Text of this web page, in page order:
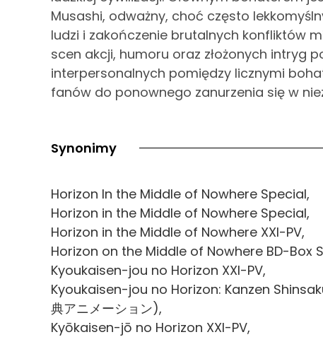
Musashi, odważny, choć często
ludzi i zakończenie brutalnych konfliktów
scen akcji, humoru oraz złożonych intryg
interpersonalnych pomiędzy licznymi
fanów do ponownego zanurzenia się w
Synonimy
Horizon In the Middle of Nowhere Special,
Horizon in the Middle of Nowhere Special,
Horizon in the Middle of Nowhere XXI-PV,
Horizon on the Middle of Nowhere BD-Box
Kyoukaisen-jou no Horizon XXI-PV,
Kyoukaisen-jou no Horizon: Kanzen
典アニメーション),
Kyōkaisen-jō no Horizon XXI-PV,